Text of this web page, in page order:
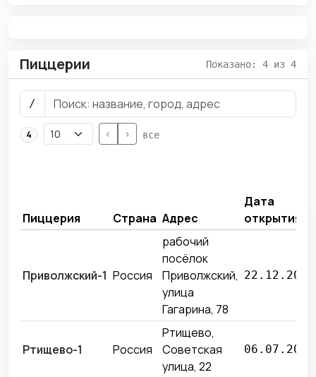
Пиццерии Показано: 4 из 4
/
4 < > все
Пиццерия Страна Адрес
Дата
открытия
Приволжский-1 Россия
рабочий
посёлок
Приволжский,
улица
Гагарина, 78
22.12.2025
Ртищево-1 Россия
Ртищево,
Советская
улица, 22
06.07.2026